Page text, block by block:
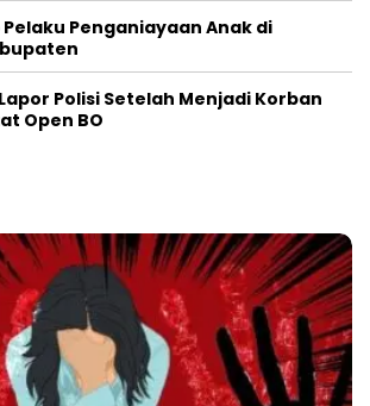
Penganiayaan Anak di
Polisi Setelah Menjadi Korban
Open BO